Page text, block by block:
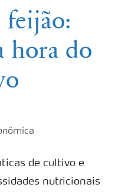
hora do
de cultivo e
nutricionais